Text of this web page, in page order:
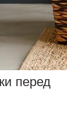
перед